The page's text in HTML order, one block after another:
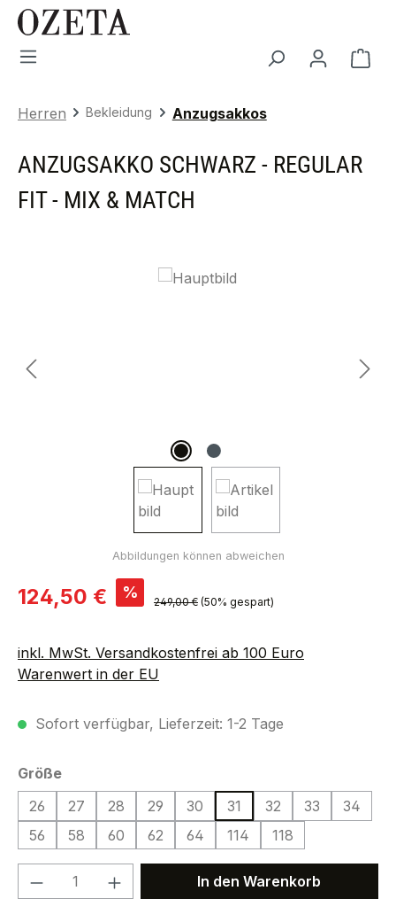
Zum Hauptinhalt springen
Herren Bekleidung Anzugsakkos
ANZUGSAKKO SCHWARZ - REGULAR
FIT - MIX & MATCH
Bildergalerie überspringen
Verkaufspreis:
124,50 € % Regulärer Preis:
249,00 € (50% gespart)
inkl. MwSt. Versandkostenfrei ab 100 Euro
Warenwert in der EU
Sofort verfügbar, Lieferzeit: 1-2 Tage
Größeauswählen
26
27 28 29 30 31 32 33
34
56
58 60 62 64 114 118
Produkt Anzahl: Gib denIn den Warenkorb